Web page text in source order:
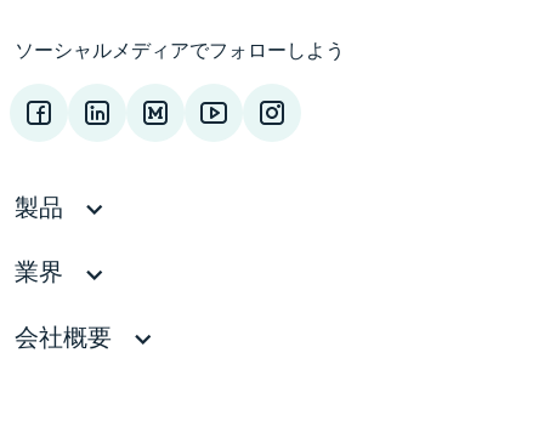
ソーシャルメディアでフォローしよう
製品
業界
会社概要